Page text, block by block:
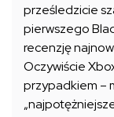
prześledzicie
pierwszego
recenzję
Oczywiście
przypadkiem –